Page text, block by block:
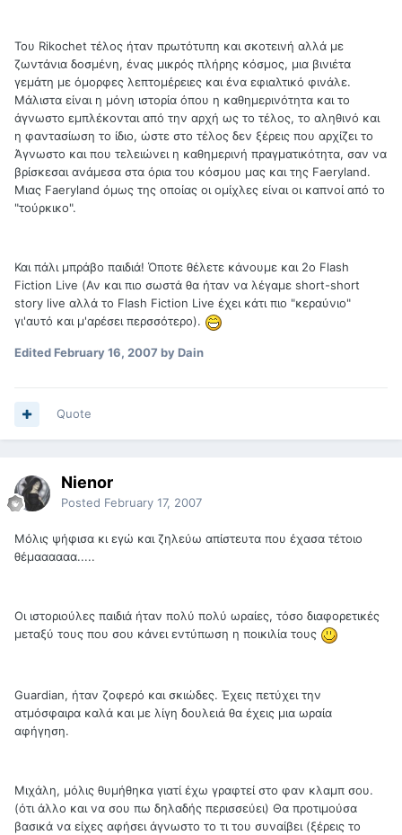
Του Rikochet τέλος ήταν πρωτότυπη και σκοτεινή αλλά με
ζωντάνια δοσμένη, ένας μικρός πλήρης κόσμος, μια βινιέτα
γεμάτη με όμορφες λεπτομέρειες και ένα εφιαλτικό φινάλε.
Μάλιστα είναι η μόνη ιστορία όπου η καθημερινότητα και το
άγνωστο εμπλέκονται από την αρχή ως το τέλος, το αληθινό και
η φαντασίωση το ίδιο, ώστε στο τέλος δεν ξέρεις που αρχίζει το
Άγνωστο και που τελειώνει η καθημερινή πραγματικότητα, σαν να
βρίσκεσαι ανάμεσα στα όρια του κόσμου μας και της Faeryland.
Mιας Faeryland όμως της οποίας οι ομίχλες είναι οι καπνοί από το
"τούρκικο".
Και πάλι μπράβο παιδιά! Όποτε θέλετε κάνουμε και 2ο Flash
Fiction Live (Αν και πιο σωστά θα ήταν να λέγαμε short-short
story live αλλά το Flash Fiction Live έχει κάτι πιο "κεραύνιο"
γι'αυτό και μ'αρέσει περσσότερο).
EditedFebruary 16, 2007 by Dain
Quote
Nienor
Posted February 17, 2007
Μόλις ψήφισα κι εγώ και ζηλεύω απίστευτα που έχασα τέτοιο
θέμαααααα.....
Οι ιστοριούλες παιδιά ήταν πολύ πολύ ωραίες, τόσο διαφορετικές
μεταξύ τους που σου κάνει εντύπωση η ποικιλία τους
Guardian, ήταν ζοφερό και σκιώδες. Έχεις πετύχει την
ατμόσφαιρα καλά και με λίγη δουλειά θα έχεις μια ωραία
αφήγηση.
Μιχάλη, μόλις θυμήθηκα γιατί έχω γραφτεί στο φαν κλαμπ σου.
(ότι άλλο και να σου πω δηλαδής περισσεύει) Θα προτιμούσα
βασικά να είχες αφήσει άγνωστο το τι του συναίβει (ξέρεις το